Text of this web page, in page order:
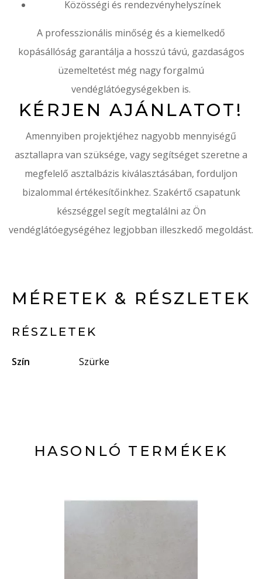
Közösségi és rendezvényhelyszínek
A professzionális minőség és a kiemelkedő
kopásállóság garantálja a hosszú távú, gazdaságos
üzemeltetést még nagy forgalmú
vendéglátóegységekben is.
KÉRJEN AJÁNLATOT!
Amennyiben projektjéhez nagyobb mennyiségű
asztallapra van szüksége, vagy segítséget szeretne a
megfelelő asztalbázis kiválasztásában, forduljon
bizalommal értékesítőinkhez. Szakértő csapatunk
készséggel segít megtalálni az Ön
vendéglátóegységéhez legjobban illeszkedő megoldást.
MÉRETEK & RÉSZLETEK
RÉSZLETEK
Szín Szürke
HASONLÓ TERMÉKEK